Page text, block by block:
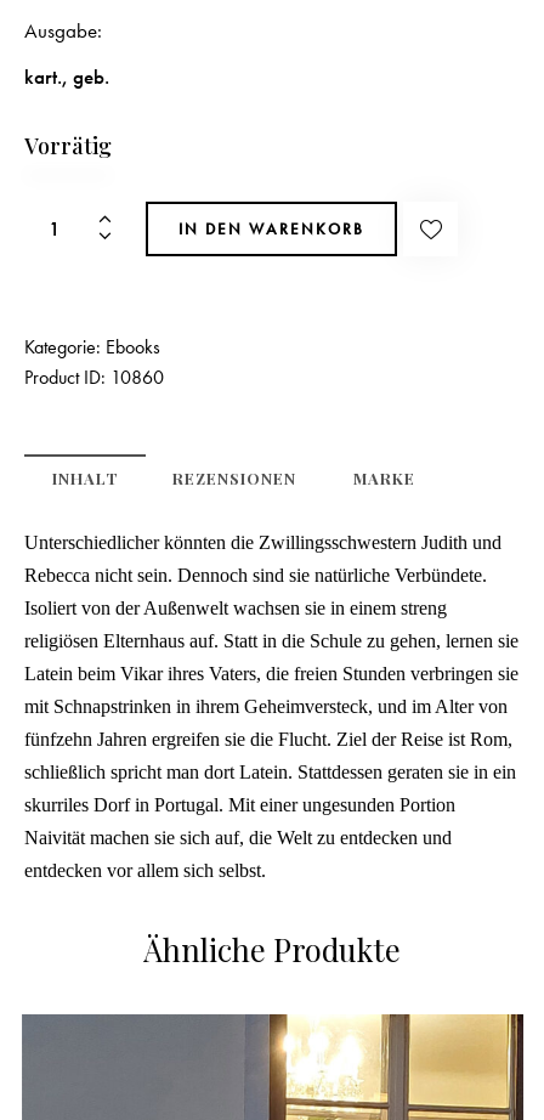
Ausgabe
kart., geb.
Vorrätig
IN DEN WARENKORB
Kategorie: Ebooks
Product ID: 10860
INHALT REZENSIONEN MARKE
Unterschiedlicher könnten die Zwillingsschwestern Judith und
Rebecca nicht sein. Dennoch sind sie natürliche Verbündete.
Isoliert von der Außenwelt wachsen sie in einem streng
religiösen Elternhaus auf. Statt in die Schule zu gehen, lernen sie
Latein beim Vikar ihres Vaters, die freien Stunden verbringen sie
mit Schnapstrinken in ihrem Geheimversteck, und im Alter von
fünfzehn Jahren ergreifen sie die Flucht. Ziel der Reise ist Rom,
schließlich spricht man dort Latein. Stattdessen geraten sie in ein
skurriles Dorf in Portugal. Mit einer ungesunden Portion
Naivität machen sie sich auf, die Welt zu entdecken und
entdecken vor allem sich selbst.
Ähnliche Produkte